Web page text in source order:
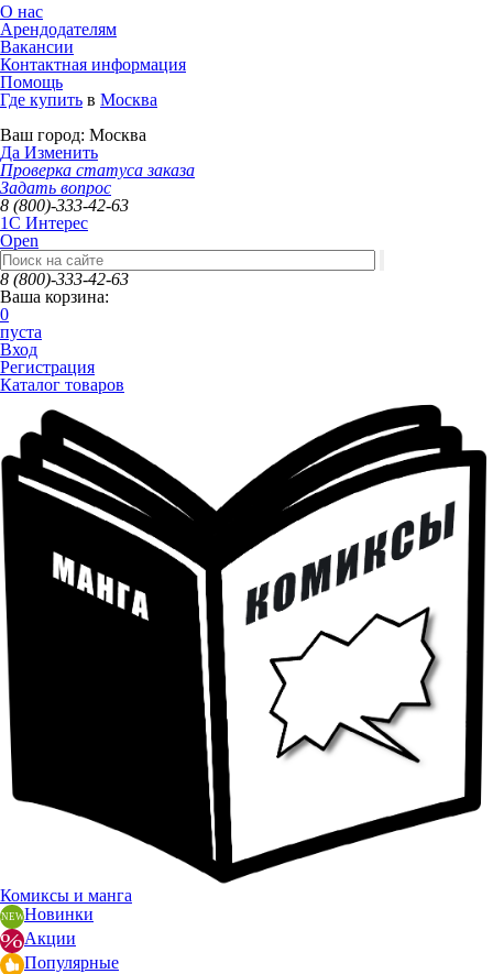
О нас
Арендодателям
Вакансии
Контактная информация
Помощь
Где купить в Москва
Ваш город: Москва
Да Изменить
Проверка статуса заказа
Задать вопрос
8 (800)-333-42-63
1C Интерес
Open
8 (800)-333-42-63
Ваша корзина:
0
пуста
Вход
Регистрация
Каталог товаров
Комиксы и манга
Новинки
Акции
Популярные